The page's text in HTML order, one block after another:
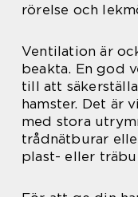
rörelse och
Ventilation är
beakta. En god
till att
hamster. Det är
med stora
trådnätburar
plast- eller